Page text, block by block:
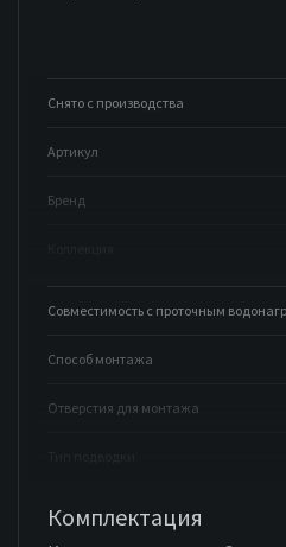
Снято с производства
Артикул
Бренд
Совместимость с проточным
Способ монтажа
Отверстия для монтажа
Комплектация